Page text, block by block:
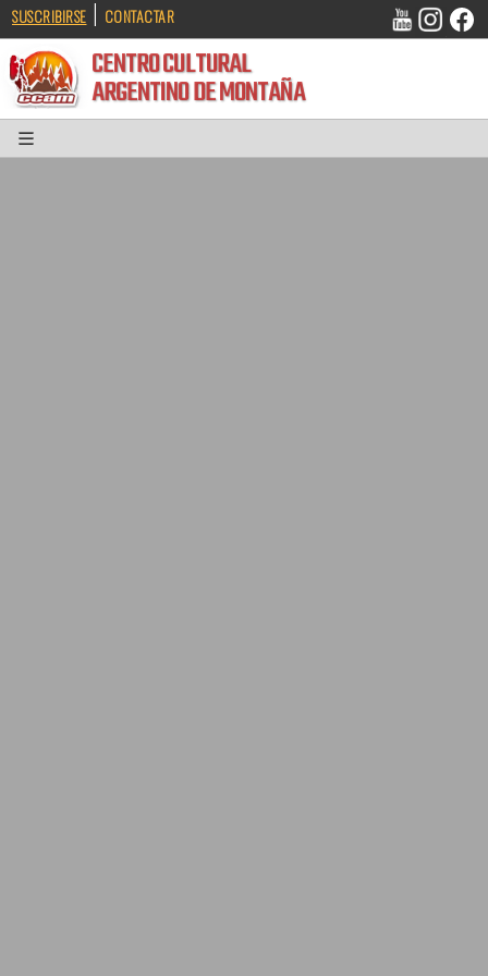
SUSCRIBIRSE | CONTACTAR
CENTRO CULTURAL
ARGENTINO DE MONTAÑA